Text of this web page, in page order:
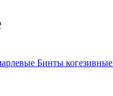
Бинты когезивные